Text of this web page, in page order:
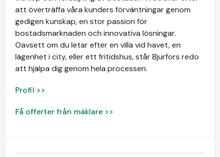
att överträffa våra kunders förväntningar genom
gedigen kunskap, en stor passion för
bostadsmarknaden och innovativa lösningar.
Oavsett om du letar efter en villa vid havet, en
lägenhet i city, eller ett fritidshus, står Bjurfors redo
att hjälpa dig genom hela processen.
Profil >>
Få offerter från mäklare >>